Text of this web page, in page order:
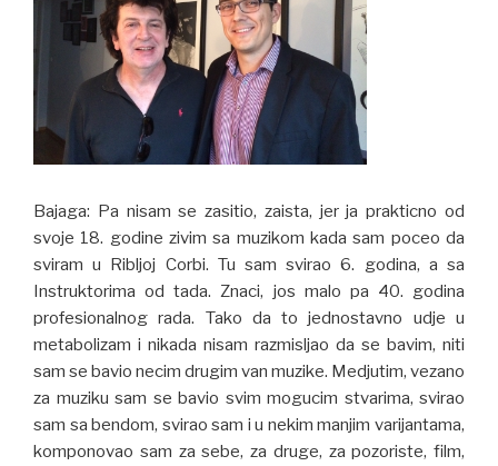
Bajaga: Pa nisam se zasitio, zaista, jer ja prakticno od
svoje 18. godine zivim sa muzikom kada sam poceo da
sviram u Ribljoj Corbi. Tu sam svirao 6. godina, a sa
Instruktorima od tada. Znaci, jos malo pa 40. godina
profesionalnog rada. Tako da to jednostavno udje u
metabolizam i nikada nisam razmisljao da se bavim, niti
sam se bavio necim drugim van muzike. Medjutim, vezano
za muziku sam se bavio svim mogucim stvarima, svirao
sam sa bendom, svirao sam i u nekim manjim varijantama,
komponovao sam za sebe, za druge, za pozoriste, film,